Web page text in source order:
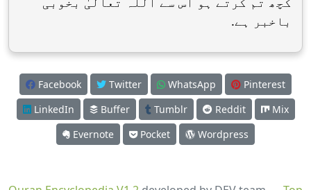
باخبر ہے.
Facebook Twitter WhatsApp
Pinterest
LinkedIn
Buffer Tumblr Reddit
Mix
Evernote
Pocket Wordpress